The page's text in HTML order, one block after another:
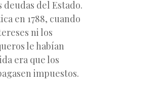
del Estado.
en 1788, cuando
ni los
le habían
era que los
impuestos.